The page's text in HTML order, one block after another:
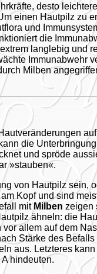
desto
einen Hautpilz zu
und
die
langlebig und
Immunabwehr
Milben
die
und spröde
»stauben«.
von Hautpilz sein,
Kopf und sind
mitMilben zeigen
ähneln: die
allem auf dem
Stärke des Befalls
aus. Letzteres
hindeuten.